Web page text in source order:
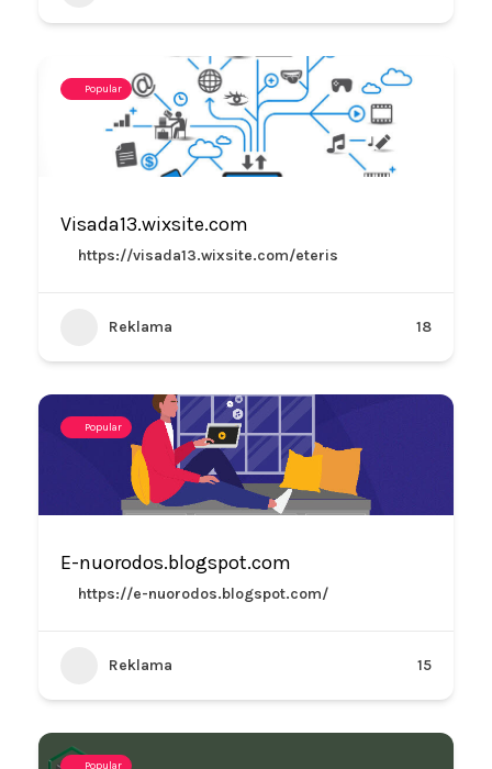
Popular
Visada13.wixsite.com
https://visada13.wixsite.com/eteris
Reklama 18
Popular
E-nuorodos.blogspot.com
https://e-nuorodos.blogspot.com/
Reklama 15
Popular